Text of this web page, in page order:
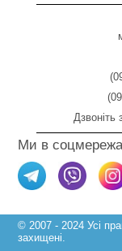
Дзвоніть
Ми в
© 2007 - 2024 Усі
захищені.